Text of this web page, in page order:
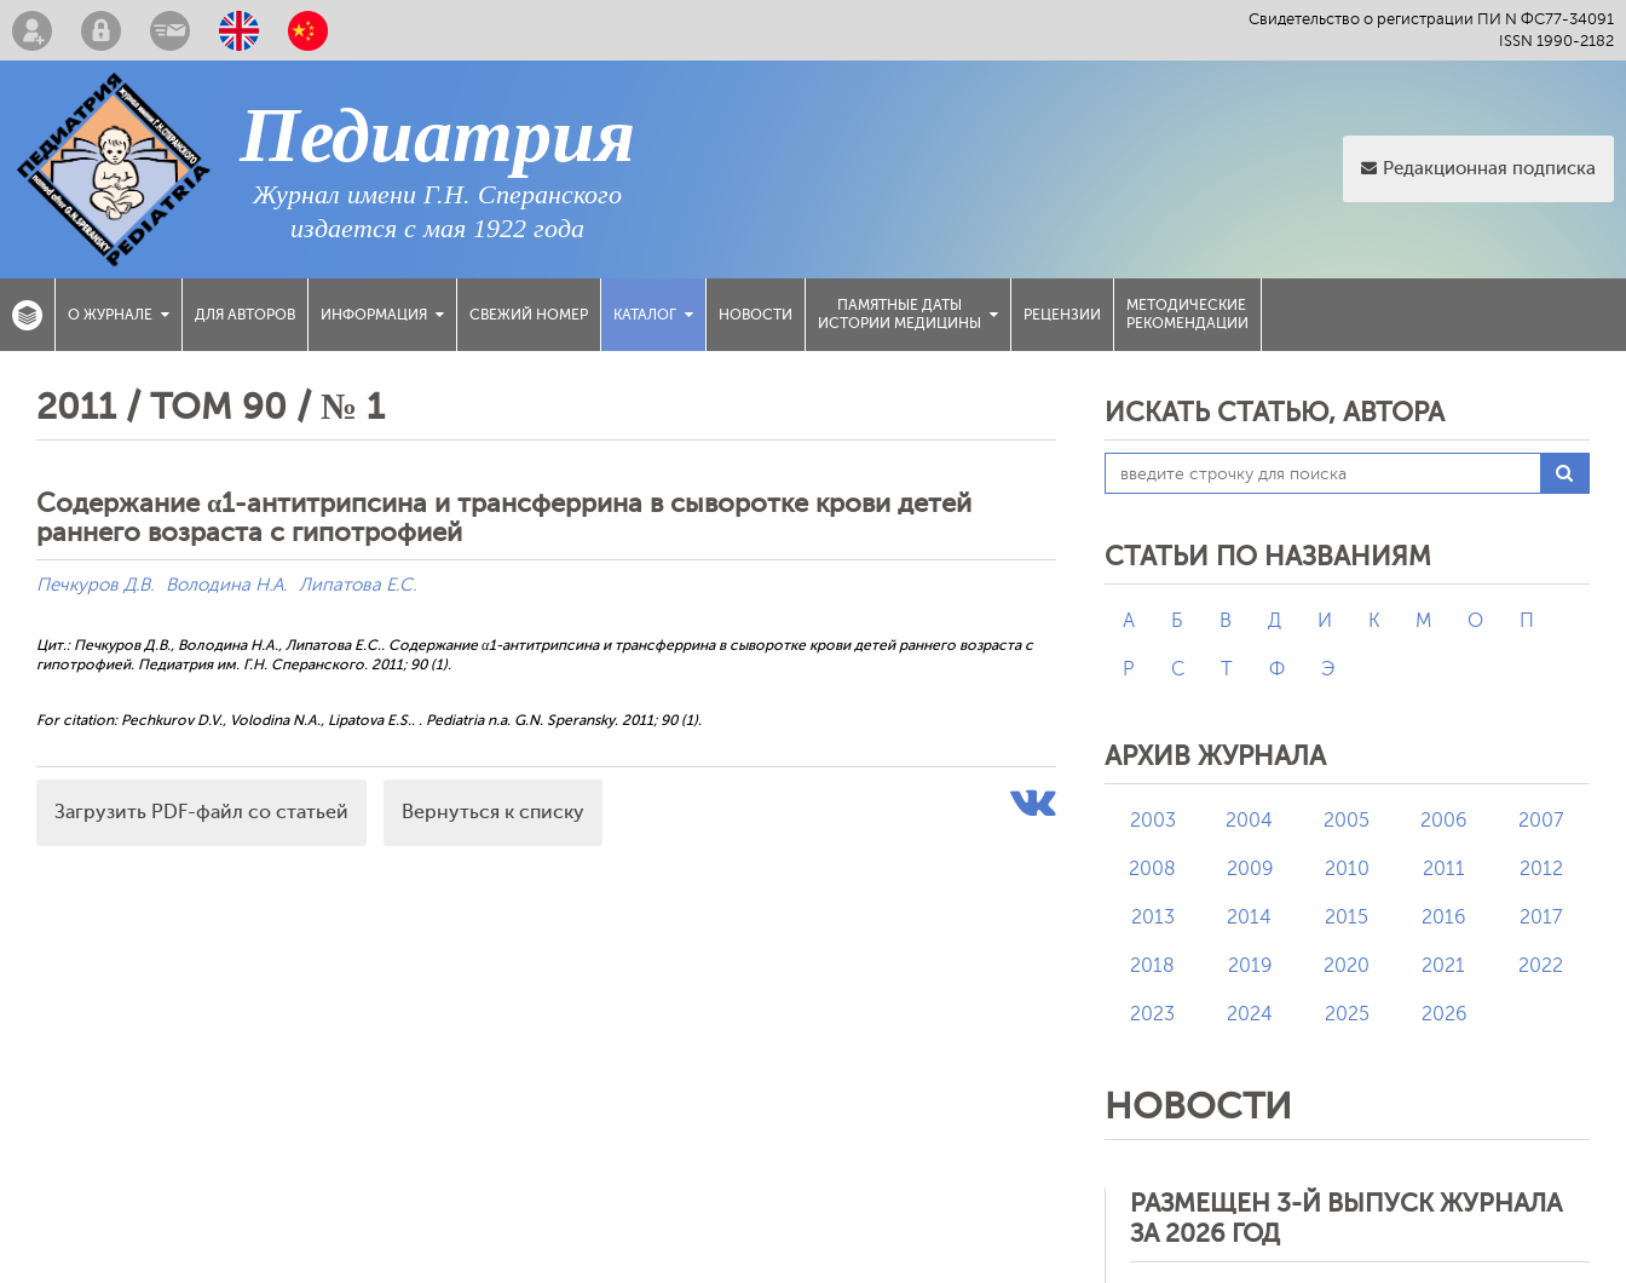
Свидетельство о регистрации ПИ N ФС77-34091
ISSN 1990-2182
Педиатрия
Журнал имени Г.Н. Сперанского
издается с мая 1922 года
Редакционная подписка
О ЖУРНАЛЕ ДЛЯ АВТОРОВ ИНФОРМАЦИЯ СВЕЖИЙ НОМЕР КАТАЛОГ НОВОСТИ
ПАМЯТНЫЕ ДАТЫ
ИСТОРИИ МЕДИЦИНЫ
РЕЦЕНЗИИ
МЕТОДИЧЕСКИЕ
РЕКОМЕНДАЦИИ
2011 / ТОМ 90 / № 1
Содержание α1-антитрипсина и трансферрина в сыворотке крови детей
раннего возраста с гипотрофией
Печкуров Д.В. Володина Н.А. Липатова Е.С.
Цит.: Печкуров Д.В., Володина Н.А., Липатова Е.С.. Содержание α1-антитрипсина и трансферрина в сыворотке крови детей раннего возраста с
гипотрофией. Педиатрия им. Г.Н. Сперанского. 2011; 90 (1).
For citation: Pechkurov D.V., Volodina N.A., Lipatova E.S.. . Pediatria n.a. G.N. Speransky. 2011; 90 (1).
Загрузить PDF-файл со статьей Вернуться к списку
ИСКАТЬ СТАТЬЮ, АВТОРА
СТАТЬИ ПО НАЗВАНИЯМ
А Б В Д И К М О П
Р С Т Ф Э
АРХИВ ЖУРНАЛА
2003 2004 2005 2006 2007
2008 2009 2010 2011 2012
2013 2014 2015 2016 2017
2018 2019 2020 2021 2022
2023 2024 2025 2026
НОВОСТИ
РАЗМЕЩЕН 3-Й ВЫПУСК ЖУРНАЛА
ЗА 2026 ГОД